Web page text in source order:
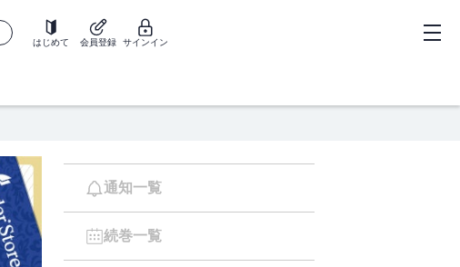
はじめて 会員登録 サインイン
通知一覧
続巻一覧